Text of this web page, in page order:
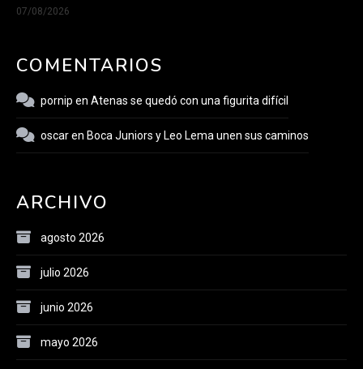
07/08/2026
COMENTARIOS
pornip en Atenas se quedó con una figurita difícil
oscaren Boca Juniors y Leo Lema unen sus caminos
ARCHIVO
agosto 2026
julio 2026
junio 2026
mayo 2026